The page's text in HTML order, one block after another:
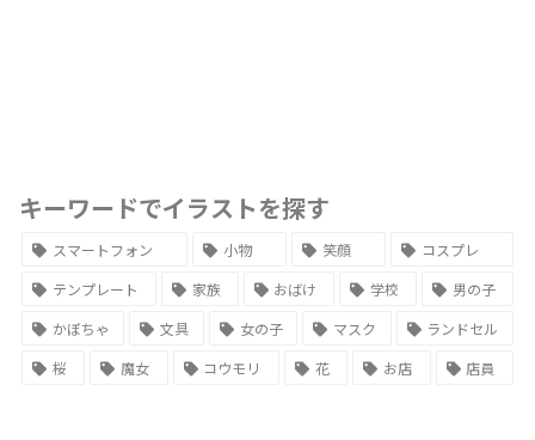
キーワードでイラストを探す
スマートフォン 小物 笑顔
コスプレ
テンプレート
家族 おばけ 学校
男の子
かぼちゃ
文具 女の子 マスク
ランドセル
桜
魔女 コウモリ 花 お店 店員